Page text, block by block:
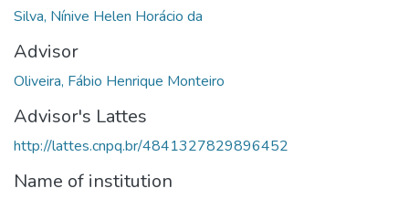
Silva, Nínive Helen Horácio da
Advisor
Oliveira, Fábio Henrique Monteiro
Advisor's Lattes
http://lattes.cnpq.br/4841327829896452
Name of institution